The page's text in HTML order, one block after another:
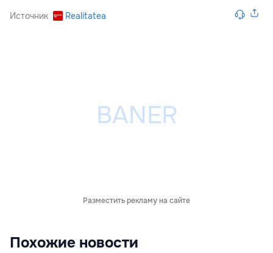
Источник Realitatea
Разместить рекламу на сайте
Похожие новости